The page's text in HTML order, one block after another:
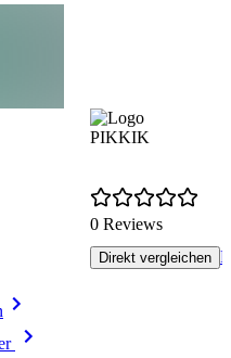
PIKKIK
0 Reviews
Direkt vergleichen